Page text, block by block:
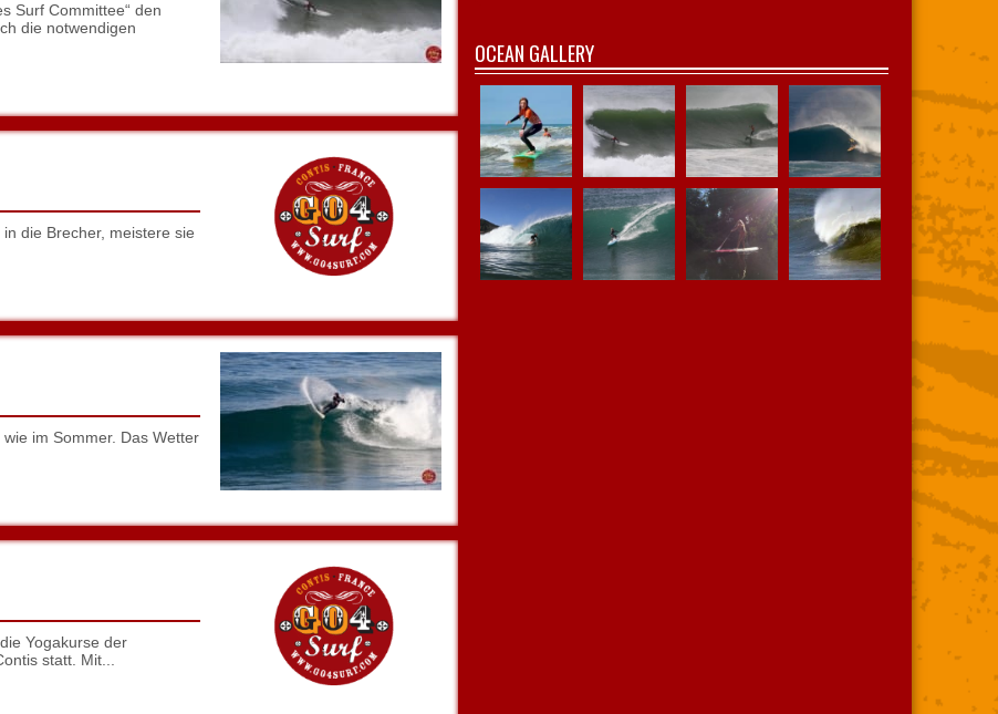
Surf Committee“ den
die notwendigen
die Brecher, meistere sie
im Sommer. Das Wetter
Yogakurse der
statt. Mit...
OCEAN GALLERY